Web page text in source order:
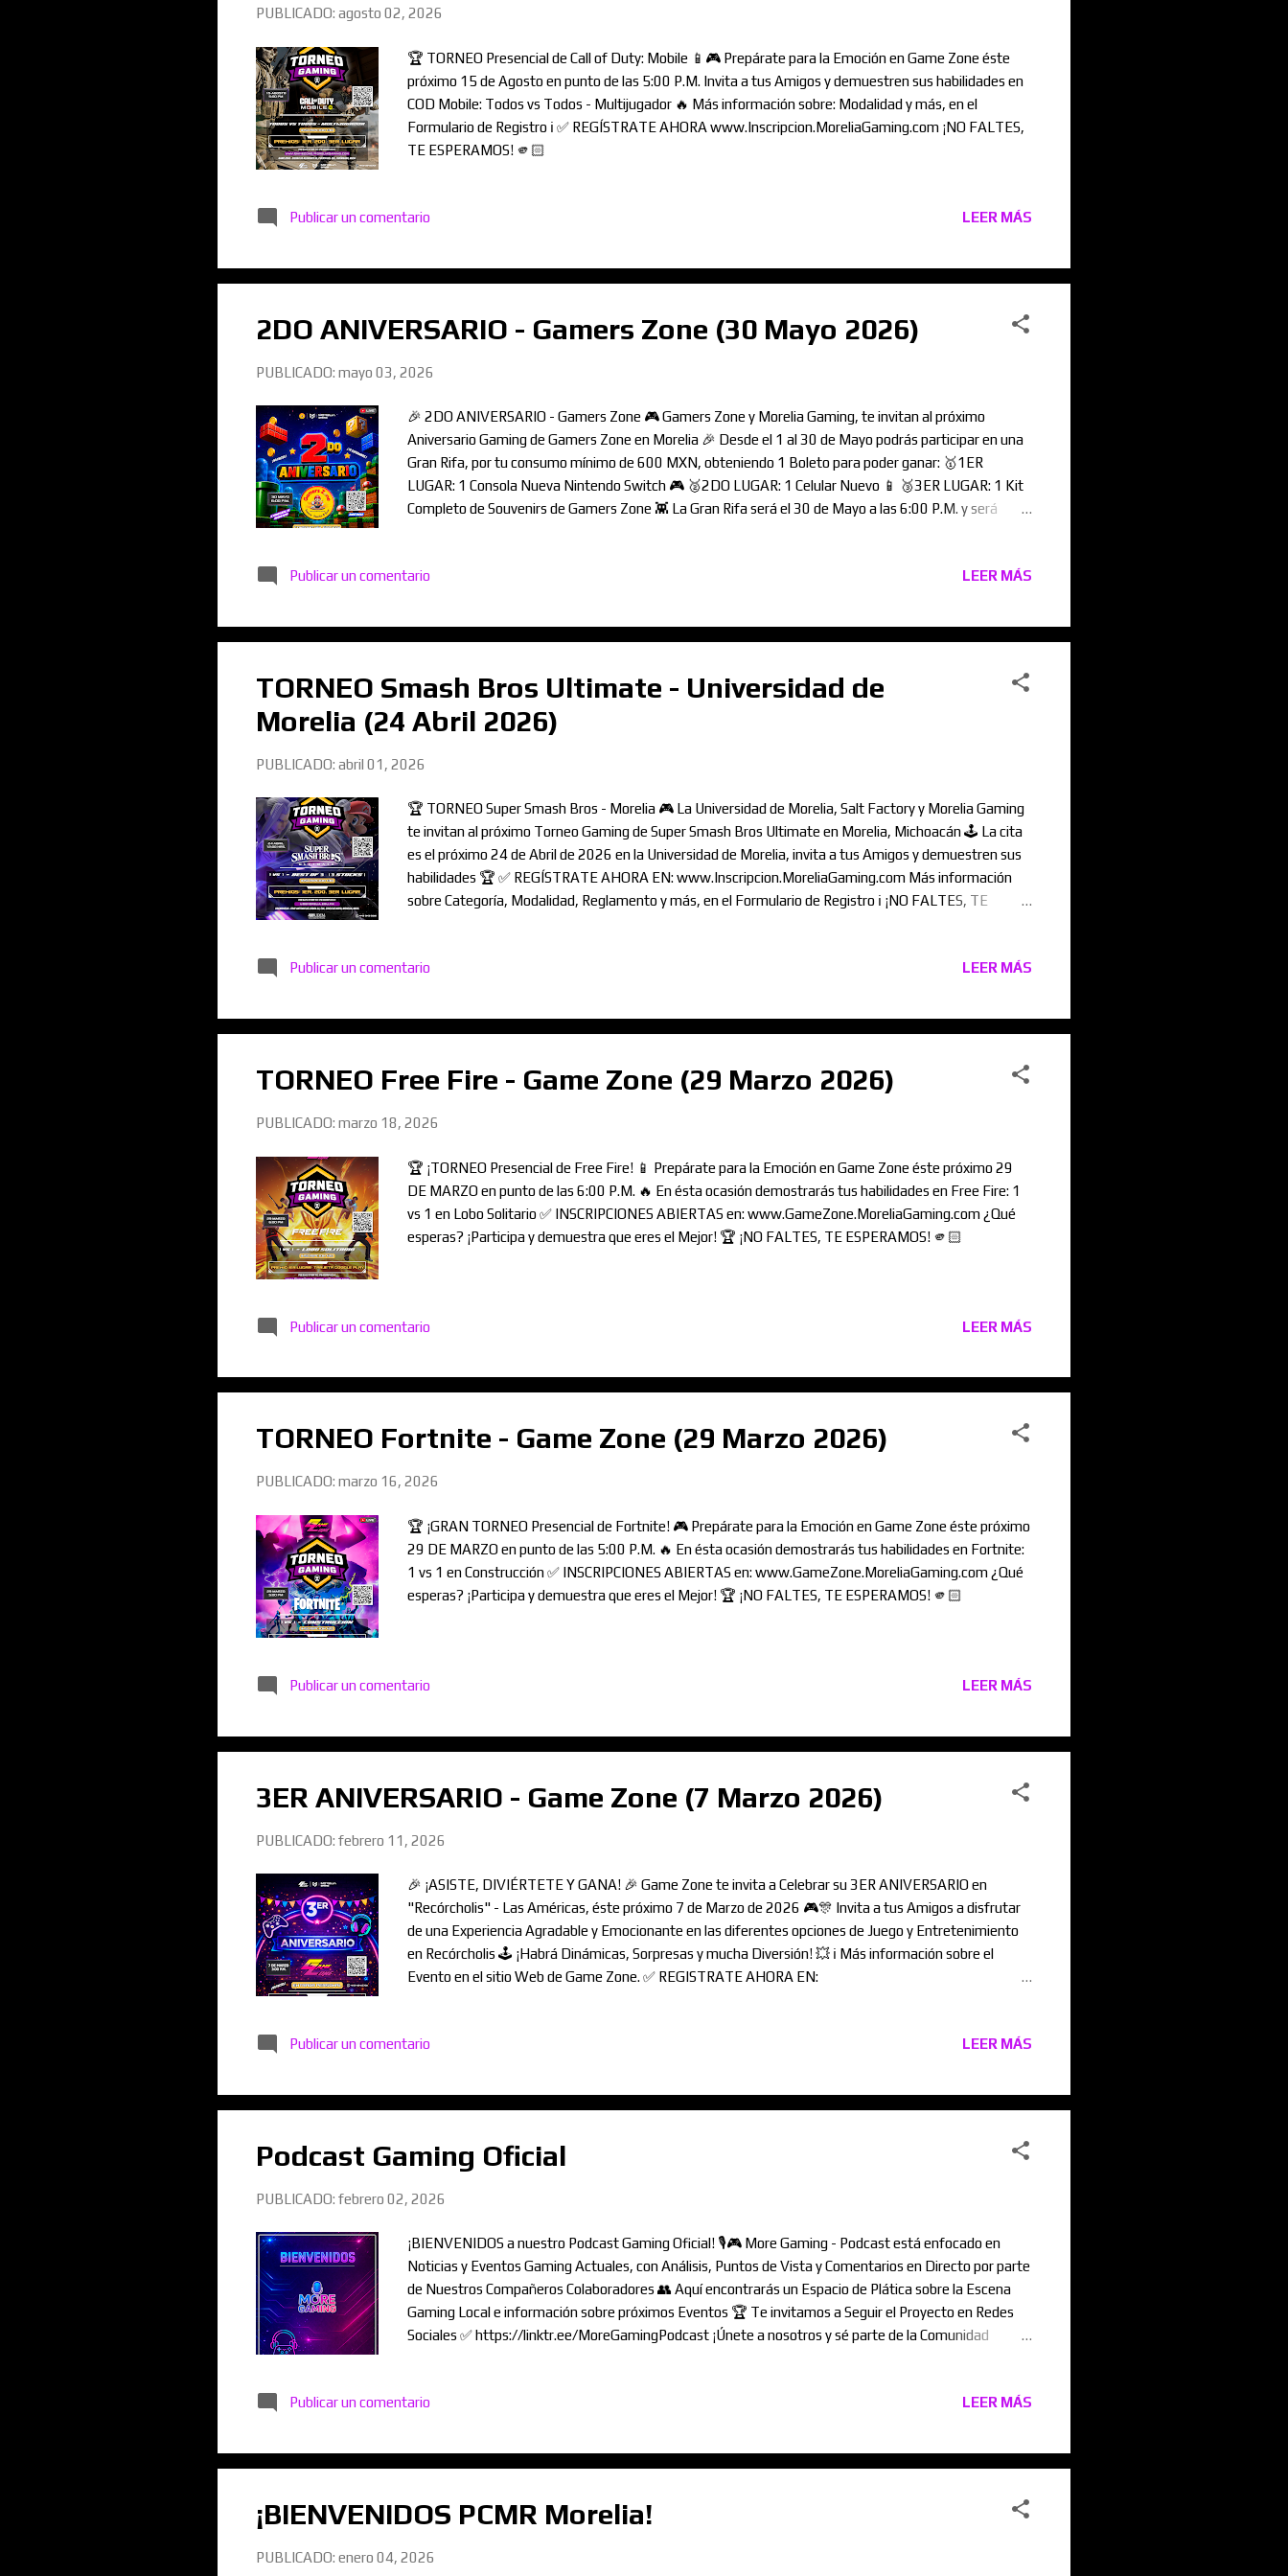
PUBLICADO: agosto 02, 2026
🏆 TORNEO Presencial de Call of Duty: Mobile 📱🎮 Prepárate para la Emoción en Game Zone éste
próximo 15 de Agosto en punto de las 5:00 P.M. Invita a tus Amigos y demuestren sus habilidades en
COD Mobile: Todos vs Todos - Multijugador 🔥 Más información sobre: Modalidad y más, en el
Formulario de Registro ℹ️ ✅ REGÍSTRATE AHORA www.Inscripcion.MoreliaGaming.com ¡NO FALTES,
TE ESPERAMOS! 🫵🏻
Publicar un comentario LEER MÁS
2DO ANIVERSARIO - Gamers Zone (30 Mayo 2026)
PUBLICADO: mayo 03, 2026
🎉 2DO ANIVERSARIO - Gamers Zone 🎮 Gamers Zone y Morelia Gaming, te invitan al próximo
Aniversario Gaming de Gamers Zone en Morelia 🎉 Desde el 1 al 30 de Mayo podrás participar en una
Gran Rifa, por tu consumo mínimo de 600 MXN, obteniendo 1 Boleto para poder ganar: 🥇1ER
LUGAR: 1 Consola Nueva Nintendo Switch 🎮 🥈2DO LUGAR: 1 Celular Nuevo 📱 🥉3ER LUGAR: 1 Kit
Completo de Souvenirs de Gamers Zone 👾 La Gran Rifa será el 30 de Mayo a las 6:00 P.M. y será
https://maps.app.goo.gl/AoRtJtQJVDTZNr3m7 🗓️ Agenda tu Reservación 443 950 9890 ¡TE
Publicar un comentario LEER MÁS
TORNEO Smash Bros Ultimate - Universidad de
Morelia (24 Abril 2026)
PUBLICADO: abril 01, 2026
🏆 TORNEO Super Smash Bros - Morelia 🎮 La Universidad de Morelia, Salt Factory y Morelia Gaming
te invitan al próximo Torneo Gaming de Super Smash Bros Ultimate en Morelia, Michoacán 🕹️ La cita
es el próximo 24 de Abril de 2026 en la Universidad de Morelia, invita a tus Amigos y demuestren sus
habilidades 🏆 ✅ REGÍSTRATE AHORA EN: www.Inscripcion.MoreliaGaming.com Más información
sobre Categoría, Modalidad, Reglamento y más, en el Formulario de Registro ℹ️ ¡NO FALTES, TE
Publicar un comentario LEER MÁS
TORNEO Free Fire - Game Zone (29 Marzo 2026)
PUBLICADO: marzo 18, 2026
🏆 ¡TORNEO Presencial de Free Fire! 📱 Prepárate para la Emoción en Game Zone éste próximo 29
DE MARZO en punto de las 6:00 P.M. 🔥 En ésta ocasión demostrarás tus habilidades en Free Fire: 1
vs 1 en Lobo Solitario ✅ INSCRIPCIONES ABIERTAS en: www.GameZone.MoreliaGaming.com ¿Qué
esperas? ¡Participa y demuestra que eres el Mejor! 🏆 ¡NO FALTES, TE ESPERAMOS! 🫵🏻
Publicar un comentario LEER MÁS
TORNEO Fortnite - Game Zone (29 Marzo 2026)
PUBLICADO: marzo 16, 2026
🏆 ¡GRAN TORNEO Presencial de Fortnite! 🎮 Prepárate para la Emoción en Game Zone éste próximo
29 DE MARZO en punto de las 5:00 P.M. 🔥 En ésta ocasión demostrarás tus habilidades en Fortnite:
1 vs 1 en Construcción ✅ INSCRIPCIONES ABIERTAS en: www.GameZone.MoreliaGaming.com ¿Qué
esperas? ¡Participa y demuestra que eres el Mejor! 🏆 ¡NO FALTES, TE ESPERAMOS! 🫵🏻
Publicar un comentario LEER MÁS
3ER ANIVERSARIO - Game Zone (7 Marzo 2026)
PUBLICADO: febrero 11, 2026
🎉 ¡ASISTE, DIVIÉRTETE Y GANA! 🎉 Game Zone te invita a Celebrar su 3ER ANIVERSARIO en
"Recórcholis" - Las Américas, éste próximo 7 de Marzo de 2026 🎮🎊 Invita a tus Amigos a disfrutar
de una Experiencia Agradable y Emocionante en las diferentes opciones de Juego y Entretenimiento
en Recórcholis 🕹️ ¡Habrá Dinámicas, Sorpresas y mucha Diversión! 💥 ℹ️ Más información sobre el
Evento en el sitio Web de Game Zone. ✅ REGISTRATE AHORA EN:
Publicar un comentario LEER MÁS
Podcast Gaming Oficial
PUBLICADO: febrero 02, 2026
¡BIENVENIDOS a nuestro Podcast Gaming Oficial! 🎙️🎮 More Gaming - Podcast está enfocado en
Noticias y Eventos Gaming Actuales, con Análisis, Puntos de Vista y Comentarios en Directo por parte
de Nuestros Compañeros Colaboradores 👥 Aquí encontrarás un Espacio de Plática sobre la Escena
Gaming Local e información sobre próximos Eventos 🏆 Te invitamos a Seguir el Proyecto en Redes
Sociales ✅ https://linktr.ee/MoreGamingPodcast ¡Únete a nosotros y sé parte de la Comunidad
Publicar un comentario
LEER MÁS
¡BIENVENIDOS PCMR Morelia!
PUBLICADO: enero 04, 2026